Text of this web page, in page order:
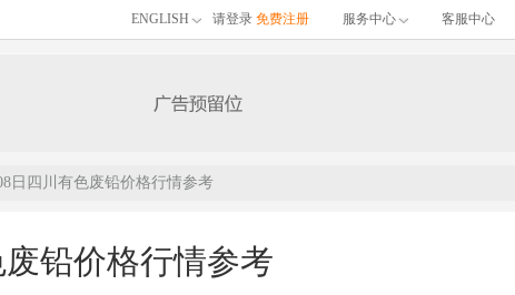
ENGLISH 请登录 免费注册 服务中心 客服中心
日四川有色废铅价格行情参考
铅价格行情参考